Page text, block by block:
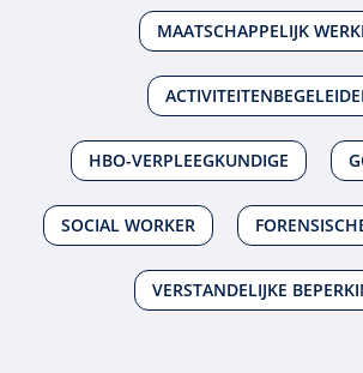
MAATSCHAPPELIJK
HBO-VERPLEEGKUNDIGE
SOCIAL WORKER
VERSTANDELIJKE